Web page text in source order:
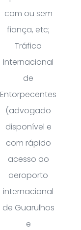
com ou sem
fiança, etc;
Tráfico
Internacional
de
Entorpecentes
(advogado
disponível e
com rápido
acesso ao
aeroporto
internacional
de Guarulhos
e